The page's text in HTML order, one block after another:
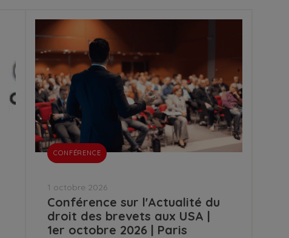
CONFÉRENCE
1 octobre 2026
Conférence sur l'Actualité du
droit des brevets aux USA |
1er octobre 2026 | Paris